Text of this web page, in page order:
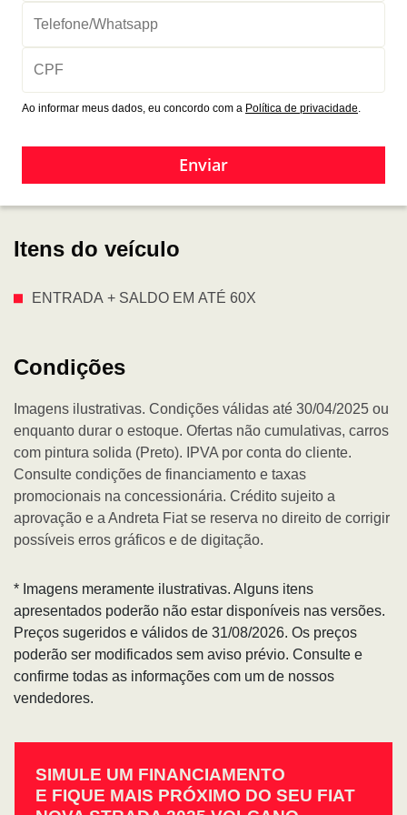
Itens do veículo
ENTRADA + SALDO EM ATÉ 60X
Condições
Imagens ilustrativas. Condições válidas até 30/04/2025 ou
enquanto durar o estoque. Ofertas não cumulativas, carros
com pintura solida (Preto). IPVA por conta do cliente.
Consulte condições de financiamento e taxas
promocionais na concessionária. Crédito sujeito a
aprovação e a Andreta Fiat se reserva no direito de corrigir
possíveis erros gráficos e de digitação.
* Imagens meramente ilustrativas. Alguns itens
apresentados poderão não estar disponíveis nas versões.
Preços sugeridos e válidos de 31/08/2026. Os preços
poderão ser modificados sem aviso prévio. Consulte e
confirme todas as informações com um de nossos
vendedores.
Ao informar meus dados, eu concordo com a Política de privacidade.
Enviar
SIMULE UM FINANCIAMENTO
E FIQUE MAIS PRÓXIMO DO SEU FIAT